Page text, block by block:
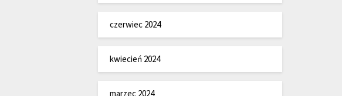
czerwiec 2024
kwiecień 2024
marzec 2024